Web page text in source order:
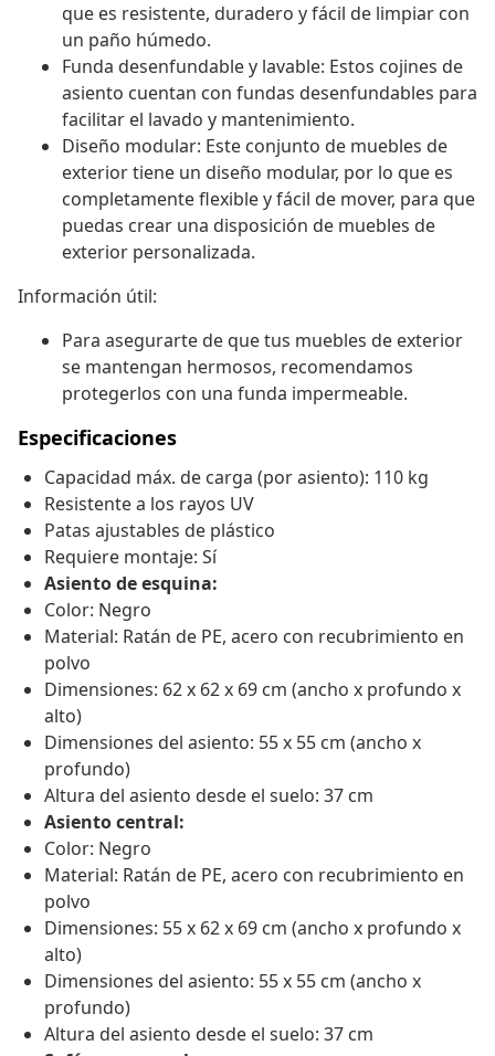
que es resistente, duradero y fácil de limpiar con
un paño húmedo.
Funda desenfundable y lavable: Estos cojines de
asiento cuentan con fundas desenfundables para
facilitar el lavado y mantenimiento.
Diseño modular: Este conjunto de muebles de
exterior tiene un diseño modular, por lo que es
completamente flexible y fácil de mover, para que
puedas crear una disposición de muebles de
exterior personalizada.
Información útil:
Para asegurarte de que tus muebles de exterior
se mantengan hermosos, recomendamos
protegerlos con una funda impermeable.
Especificaciones
Capacidad máx. de carga (por asiento): 110 kg
Resistente a los rayos UV
Patas ajustables de plástico
Requiere montaje: Sí
Asiento de esquina:
Color: Negro
Material: Ratán de PE, acero con recubrimiento en
polvo
Dimensiones: 62 x 62 x 69 cm (ancho x profundo x
alto)
Dimensiones del asiento: 55 x 55 cm (ancho x
profundo)
Altura del asiento desde el suelo: 37 cm
Asiento central:
Color: Negro
Material: Ratán de PE, acero con recubrimiento en
polvo
Dimensiones: 55 x 62 x 69 cm (ancho x profundo x
alto)
Dimensiones del asiento: 55 x 55 cm (ancho x
profundo)
Altura del asiento desde el suelo: 37 cm